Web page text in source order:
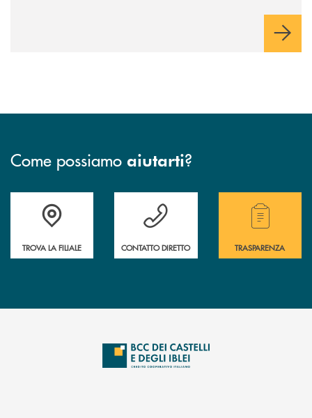
Come possiamo aiutarti?
Accedi all' elenco completo delle filiali .
TROVA LA FILIALE
Hai bisogno di assistenza immediata?
CONTATTO DIRETTO
Hai bisogno di
TRASPARENZA